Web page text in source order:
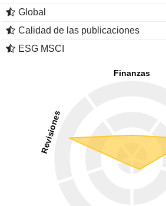
Global
Calidad de las publicaciones
ESG MSCI